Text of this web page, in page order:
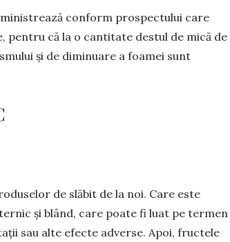
conform prospectului care
pentru că la o cantitate destul de mică de
și de diminuare a foamei sunt
de slăbit de la noi. Care este
și blând, care poate fi luat pe termen
sau alte efecte adver­se. Apoi, fructele